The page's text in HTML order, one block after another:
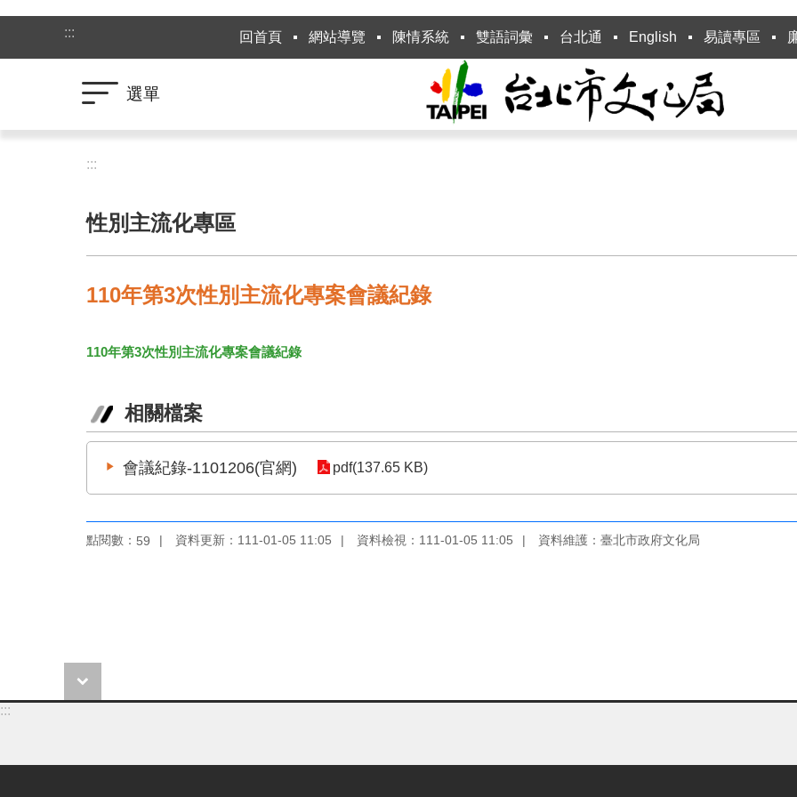
跳到主要內容區塊
:::
回首頁 網站導覽 陳情系統 雙語詞彙 台北通 English 易讀專區
選單
:::
性別主流化專區
110年第3次性別主流化專案會議紀錄
110年第3次性別主流化專案會議紀錄
相關檔案
會議紀錄-1101206(官網) pdf(137.65 KB)
點閱數： 59 資料更新：111-01-05 11:05 資料檢視：111-01-05 11:05 資料維護：臺北市政府文化局
:::